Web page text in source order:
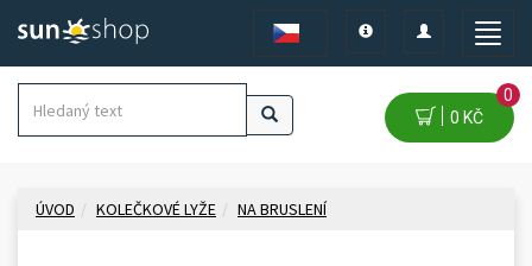
Toggle
Toggle
navigation
Toggle
0 KČ
0
ÚVOD KOLEČKOVÉ LYŽE NA BRUSLENÍ